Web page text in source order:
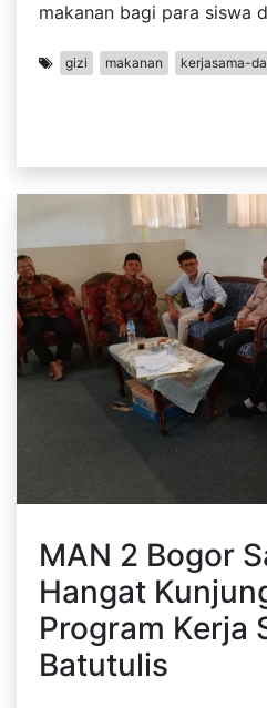
makanan bagi para siswa
gizi makanan kerjasama-
MAN 2 Bogor
Hangat
Program Kerja
Batutulis